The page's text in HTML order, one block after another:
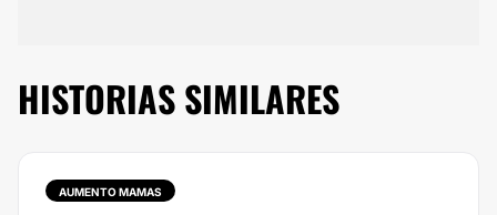
HISTORIAS SIMILARES
AUMENTO MAMAS